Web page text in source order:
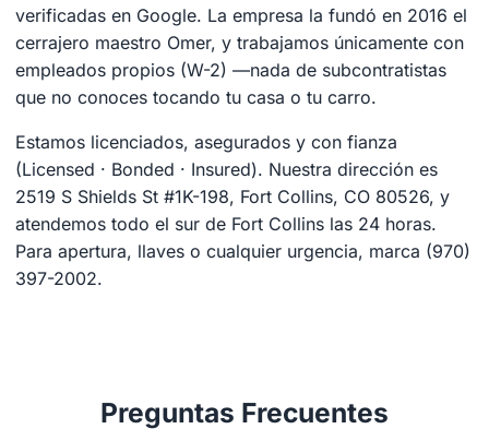
verificadas en Google. La empresa la fundó en 2016 el
cerrajero maestro Omer, y trabajamos únicamente con
empleados propios (W-2) —nada de subcontratistas
que no conoces tocando tu casa o tu carro.
Estamos licenciados, asegurados y con fianza
(Licensed · Bonded · Insured). Nuestra dirección es
2519 S Shields St #1K-198, Fort Collins, CO 80526, y
atendemos todo el sur de Fort Collins las 24 horas.
Para apertura, llaves o cualquier urgencia, marca (970)
397-2002.
Preguntas Frecuentes